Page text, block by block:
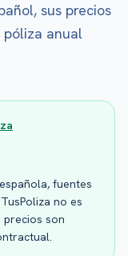
sus precios
anual
fuentes
no es
precios son